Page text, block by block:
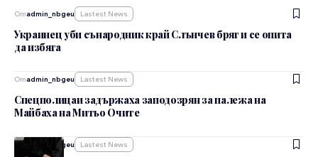
Отadmin_nbgeu Lastest News
Украинец уби сънародник край Слънчев бряг и се опита
да избяга
Отadmin_nbgeu Lastest News
Спецполицаи задържаха заподозрян за палежа на
Майбаха на Митьо Очите
От admin_nbgeu Lastest News